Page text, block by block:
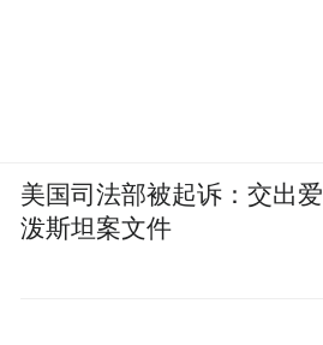
美国司法部被起诉：交出爱
泼斯坦案文件